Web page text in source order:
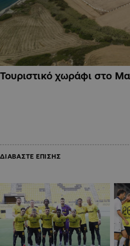
Τουριστικό χωράφι στο
ΔΙΑΒΑΣΤΕ ΕΠΙΣΗΣ